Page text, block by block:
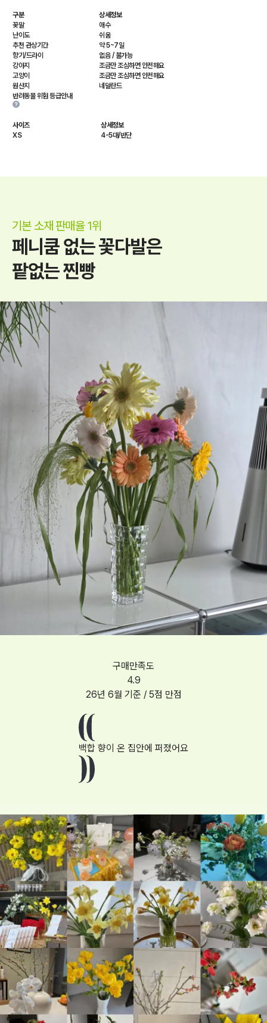
구분
상세정보
꽃말
애수
난이도
쉬움
추천 관상기간
약 5~7일
향기/드라이
없음 / 불가능
강아지
조금만 조심하면 안전해요
고양이
조금만 조심하면 안전해요
원산지
네덜란드
반려동물 위험 등급안내
사이즈
상세정보
XS
4-5대/반단
기본 소재 판매율 1위
페니쿰 없는 꽃다발은
팥없는 찐빵
구매만족도
4.9
26년 6월 기준 / 5점 만점
백합 향이 온 집안에 퍼졌어요